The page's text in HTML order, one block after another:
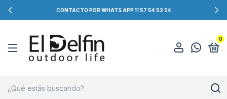
CONTACTO POR WHATS APP 11 57 54 52 54
0